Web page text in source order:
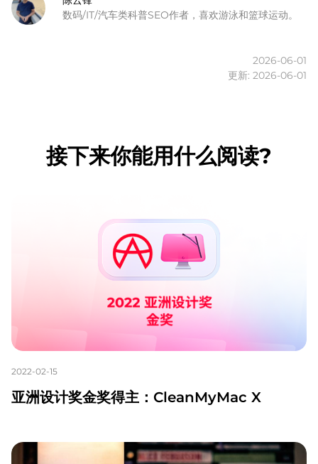
数码/IT/汽车类科普SEO作者，喜欢游泳和篮球运动。
2026-06-01
更新: 2026-06-01
接下来你能用什么阅读?
2022-02-15
亚洲设计奖金奖得主：CleanMyMac X